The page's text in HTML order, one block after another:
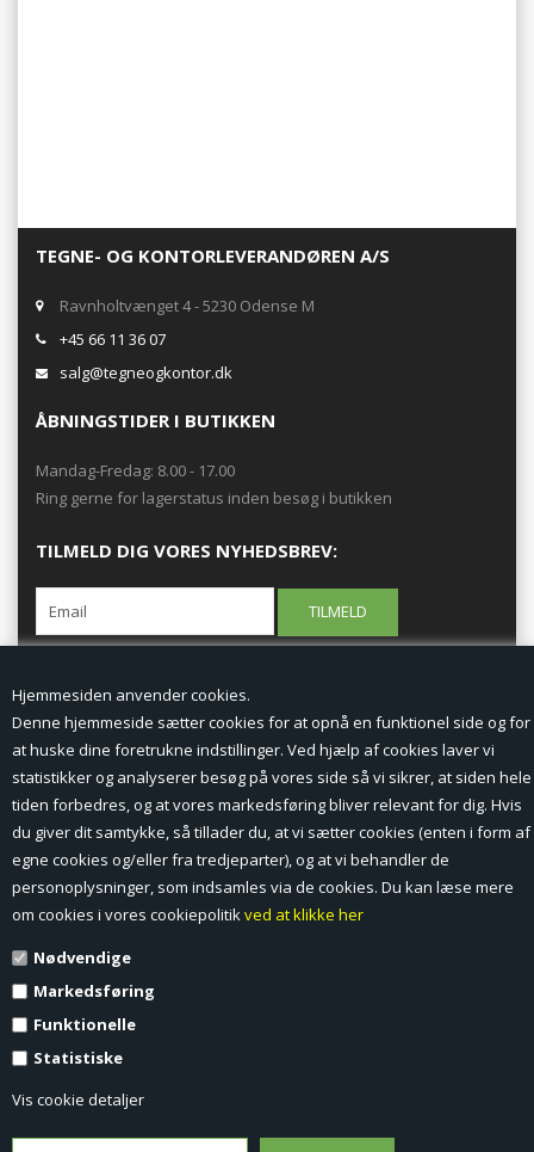
Hjemmesiden anvender cookies.
Denne hjemmeside sætter cookies for at opnå en funktionel side og for
at huske dine foretrukne indstillinger. Ved hjælp af cookies laver vi
statistikker og analyserer besøg på vores side så vi sikrer, at siden hele
tiden forbedres, og at vores markedsføring bliver relevant for dig. Hvis
du giver dit samtykke, så tillader du, at vi sætter cookies (enten i form af
egne cookies og/eller fra tredjeparter), og at vi behandler de
personoplysninger, som indsamles via de cookies. Du kan læse mere
om cookies i vores cookiepolitikved at klikke her
Nødvendige
Markedsføring
Funktionelle
Statistiske
Vis cookie detaljer
TEGNE- OG KONTORLEVERANDØREN A/S
Ravnholtvænget 4 - 5230 Odense M
+45 66 11 36 07
salg@tegneogkontor.dk
ÅBNINGSTIDER I BUTIKKEN
Mandag-Fredag: 8.00 - 17.00
Ring gerne for lagerstatus inden besøg i butikken
TILMELD DIG VORES NYHEDSBREV:
KUNDESERVICE
Forside
Min Konto
Nyheder
Vilkår og betingelser
Erhverv log ind (B2B)
Ansøg om log ind til Erhverv (B2B)